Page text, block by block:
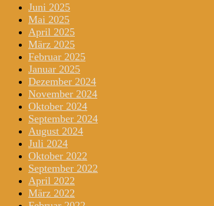
Juni 2025
Mai 2025
April 2025
März 2025
Februar 2025
Januar 2025
Dezember 2024
November 2024
Oktober 2024
September 2024
August 2024
Juli 2024
Oktober 2022
September 2022
April 2022
März 2022